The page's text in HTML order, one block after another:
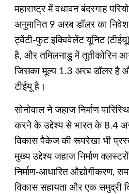
महाराष्ट्र में वधावन बंदरगाह
अनुमानित 9 अरब डॉलर का
ट्वेंटी-फुट इक्विवेलेंट यूनिट (टीईयू)
है, और तमिलनाडु में तूतीकोरिन
जिसका मूल्य 1.3 अरब डॉलर है
टीईयू है।
सोनोवाल ने जहाज निर्माण
करने के उद्देश्य से भारत के 8.4
विकास पैकेज की रूपरेखा भी
मुख्य उद्देश्य जहाज निर्माण
निर्माण-आधारित औद्योगीकरण,
विकास सहायता और एक समुद्री